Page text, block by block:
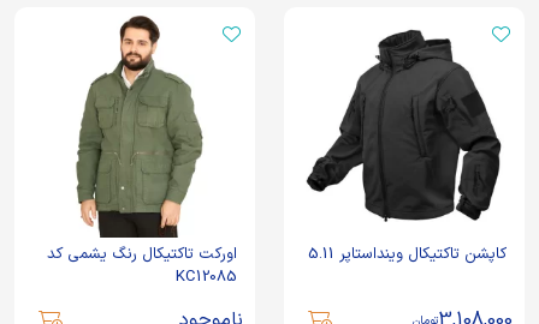
کاپشن تاکتیکال وینداستاپر 5.11
تومان
اورکت تاکتیکال رنگ یشمی کد
KC12085